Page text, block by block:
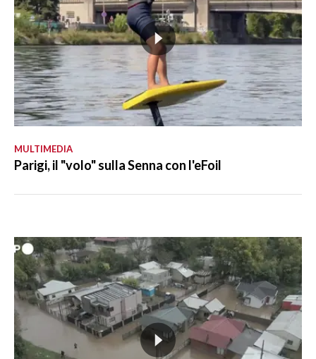
MULTIMEDIA
Parigi, il "volo" sulla Senna con l'eFoil